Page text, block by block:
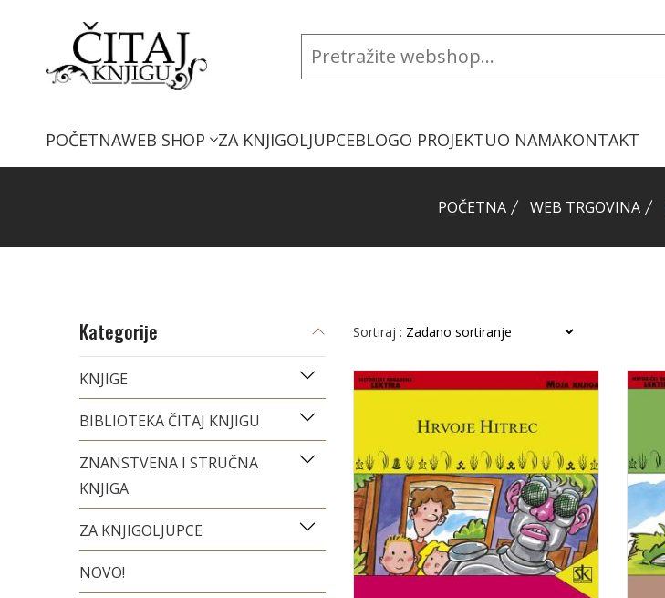
POČETNAWEB SHOP ZA KNJIGOLJUPCEBLOGO PROJEKTUO NAMAKONTAKT
POČETNA WEB TRGOVINA
Sortiraj :
Kategorije
KNJIGE
BIBLIOTEKA ČITAJ KNJIGU
ZNANSTVENA I STRUČNA
KNJIGA
ZA KNJIGOLJUPCE
NOVO!